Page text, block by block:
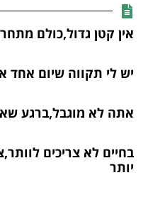
אין קטן גדול,כולם
יש לי תקווה שיום אחד
אתה לא מוגבל,ברגע
בחיים לא צריכים
יותר